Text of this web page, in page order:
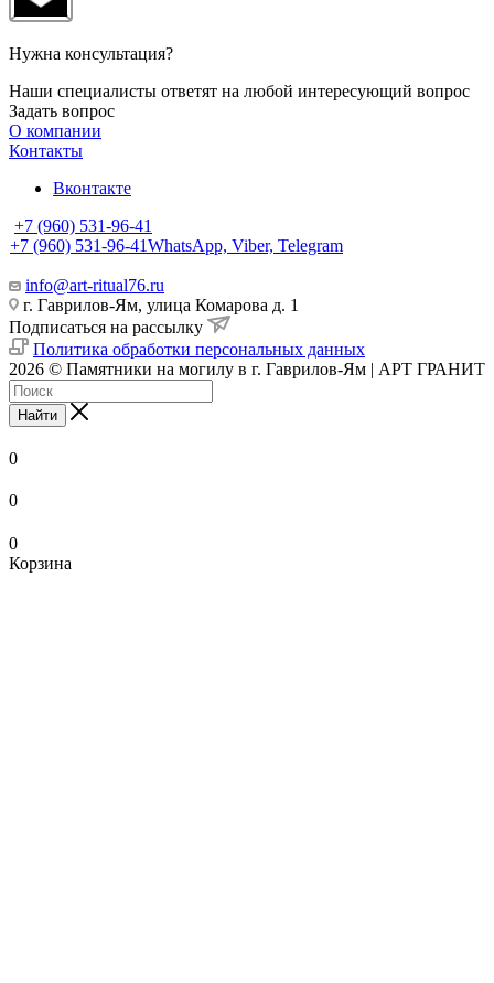
Нужна консультация?
Наши специалисты ответят на любой интересующий вопрос
Задать вопрос
О компании
Контакты
Вконтакте
+7 (960) 531-96-41
+7 (960) 531-96-41WhatsApp, Viber, Telegram
info@art-ritual76.ru
г. Гаврилов-Ям, улица Комарова д. 1
Подписаться на рассылку
Политика обработки персональных данных
2026 © Памятники на могилу в г. Гаврилов-Ям | АРТ ГРАНИТ
Найти
0
0
0
Корзина